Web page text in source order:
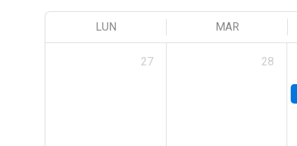
LUN MAR
27 28